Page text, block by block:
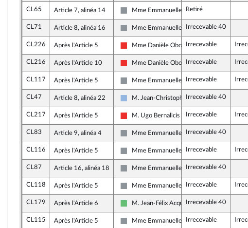
CL65 Article 7, alinéa 14
Non inscrit
Mme Emmanuelle Ménard
Retiré
CL71 Article 8, alinéa 16
Non inscrit
Mme Emmanuelle MénardIrrecevable 40
CL226 Après l'Article 5
La France insoumise
Mme Danièle ObonoIrrecevable
CL216 Après l'Article 10
La France insoumise
Mme Danièle ObonoIrrecevable
CL117 Après l'Article 5
Non inscrit
Mme Emmanuelle Ménard
Irrecevable
CL47 Article 8, alinéa 22
UDI et Indépendants
M. Jean-Christophe Lagarde
Irrecevable 40
CL217 Après l'Article 5
La France insoumise
M. Ugo Bernalicis Irrecevable
CL83 Article 9, alinéa 4
Non inscrit
Mme Emmanuelle MénardIrrecevable 40
CL116 Après l'Article 5
Non inscrit
Mme Emmanuelle Ménard
Irrecevable
CL87 Article 16, alinéa 18
Non inscrit
Mme Emmanuelle MénardIrrecevable 40
CL118 Après l'Article 5
Non inscrit
Mme Emmanuelle Ménard
Irrecevable
CL179 Après l'Article 6
Libertés et Territoires
M. Jean-Félix AcquavivaIrrecevable 40
CL115 Après l'Article 5
Non inscrit
Mme Emmanuelle Ménard
Irrecevable